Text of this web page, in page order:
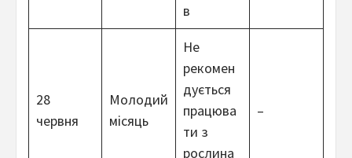
в
28
червня
Молодий
місяць
Не
рекомен
дується
працюва
ти з
рослина
–